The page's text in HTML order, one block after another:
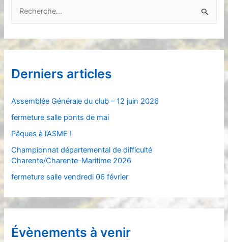
h
r
e
r
Derniers articles
Assemblée Générale du club – 12 juin 2026
fermeture salle ponts de mai
Pâques à l’ASME !
Championnat départemental de difficulté
Charente/Charente-Maritime 2026
fermeture salle vendredi 06 février
Évènements à venir